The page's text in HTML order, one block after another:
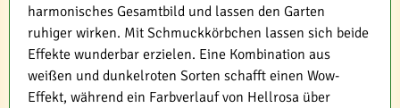
harmonisches Gesamtbild und lassen den Garten
ruhiger wirken. Mit Schmuckkörbchen lassen sich beide
Effekte wunderbar erzielen. Eine Kombination aus
weißen und dunkelroten Sorten schafft einen Wow-
Effekt, während ein Farbverlauf von Hellrosa über